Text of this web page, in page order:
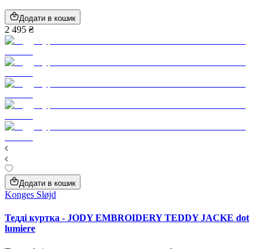
Додати в кошик
2 495 ₴
Додати в кошик
Konges Sløjd
Тедді куртка - JODY EMBROIDERY TEDDY JACKE dot
lumiere